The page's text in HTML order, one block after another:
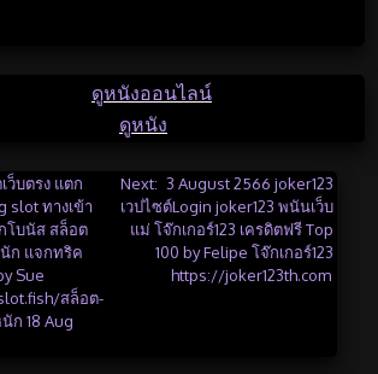
ดูหนังออนไลน์
ดูหนัง
ว็บตรง แตก
slot ทางเข้า
โบนัส สล็อต
ก แจกทริค
Sue
สล็อต-
ก 18 Aug
Next: 3 August 2566 joker123
เวปไซต์Login joker123 พนันเว็บ
แม่ โจ๊กเกอร์123 เครดิตฟรี Top
100 by Felipe โจ๊กเกอร์123
https://joker123th.com